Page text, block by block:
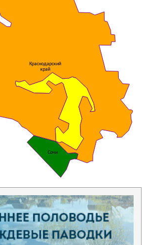
Краснодарский
край
Сочи